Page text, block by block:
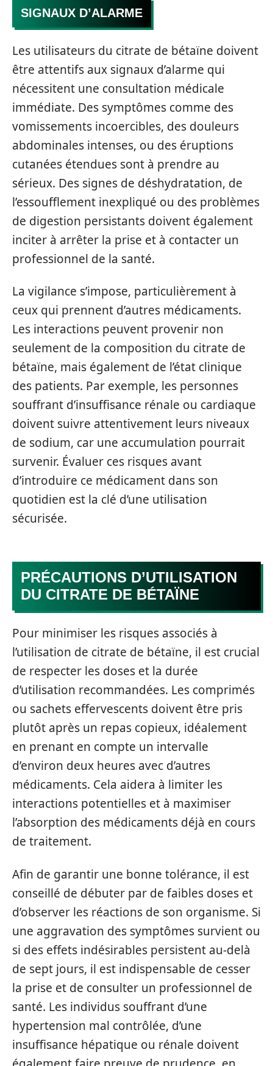
SIGNAUX D’ALARME
Les utilisateurs du citrate de bétaïne doivent
être attentifs aux signaux d’alarme qui
nécessitent une consultation médicale
immédiate. Des symptômes comme des
vomissements incoercibles, des douleurs
abdominales intenses, ou des éruptions
cutanées étendues sont à prendre au
sérieux. Des signes de déshydratation, de
l’essoufflement inexpliqué ou des problèmes
de digestion persistants doivent également
inciter à arrêter la prise et à contacter un
professionnel de la santé.
La vigilance s’impose, particulièrement à
ceux qui prennent d’autres médicaments.
Les interactions peuvent provenir non
seulement de la composition du citrate de
bétaïne, mais également de l’état clinique
des patients. Par exemple, les personnes
souffrant d’insuffisance rénale ou cardiaque
doivent suivre attentivement leurs niveaux
de sodium, car une accumulation pourrait
survenir. Évaluer ces risques avant
d’introduire ce médicament dans son
quotidien est la clé d’une utilisation
sécurisée.
PRÉCAUTIONS D’UTILISATION
DU CITRATE DE BÉTAÏNE
Pour minimiser les risques associés à
l’utilisation de citrate de bétaïne, il est crucial
de respecter les doses et la durée
d’utilisation recommandées. Les comprimés
ou sachets effervescents doivent être pris
plutôt après un repas copieux, idéalement
en prenant en compte un intervalle
d’environ deux heures avec d’autres
médicaments. Cela aidera à limiter les
interactions potentielles et à maximiser
l’absorption des médicaments déjà en cours
de traitement.
Afin de garantir une bonne tolérance, il est
conseillé de débuter par de faibles doses et
d’observer les réactions de son organisme. Si
une aggravation des symptômes survient ou
si des effets indésirables persistent au-delà
de sept jours, il est indispensable de cesser
la prise et de consulter un professionnel de
santé. Les individus souffrant d’une
hypertension mal contrôlée, d’une
insuffisance hépatique ou rénale doivent